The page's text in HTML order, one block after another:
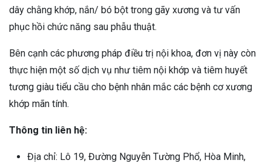
dây chằng khớp, nắn/ bó bột trong gãy xương và tư vấn
phục hồi chức năng sau phẫu thuật.
Bên cạnh các phương pháp điều trị nội khoa, đơn vị này còn
thực hiện một số dịch vụ như tiêm nội khớp và tiêm huyết
tương giàu tiểu cầu cho bệnh nhân mắc các bệnh cơ xương
khớp mãn tính.
Thông tin liên hệ:
Địa chỉ: Lô 19, Đường Nguyễn Tường Phổ, Hòa Minh,